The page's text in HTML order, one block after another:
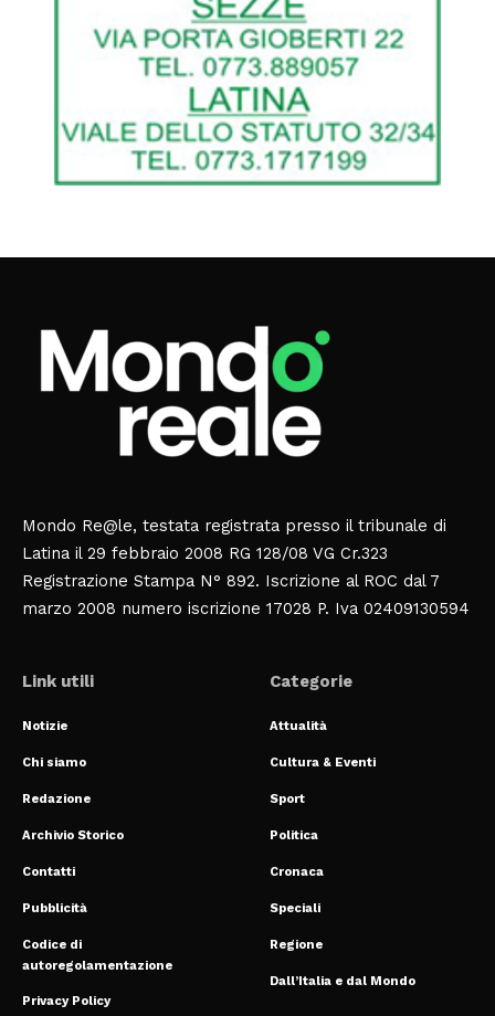
Mondo Re@le, testata registrata presso il tribunale di
Latina il 29 febbraio 2008 RG 128/08 VG Cr.323
Registrazione Stampa N° 892. Iscrizione al ROC dal 7
marzo 2008 numero iscrizione 17028 P. Iva 02409130594
Link utili
Notizie
Chi siamo
Redazione
Archivio Storico
Contatti
Pubblicità
Codice di
autoregolamentazione
Privacy Policy
Categorie
Attualità
Cultura & Eventi
Sport
Politica
Cronaca
Speciali
Regione
Dall’Italia e dal Mondo